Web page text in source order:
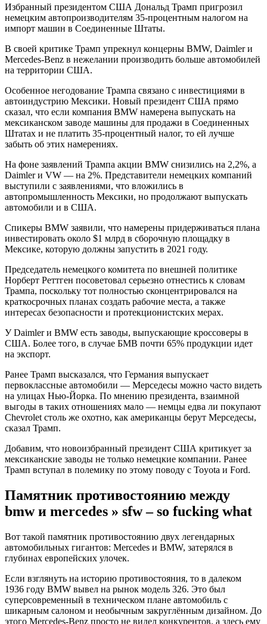
Избранный президентом США Дональд Трамп пригрозил
немецким автопроизводителям 35-процентным налогом на
импорт машин в Соединенные Штаты.
В своей критике Трамп упрекнул концерны BMW, Daimler и
Mercedes-Benz в нежелании производить больше автомобилей
на территории США.
Особенное негодование Трампа связано с инвестициями в
автоиндустрию Мексики. Новый президент США прямо
сказал, что если компания BMW намерена выпускать на
мексиканском заводе машины для продажи в Соединенных
Штатах и не платить 35-процентный налог, то ей лучше
забыть об этих намерениях.
На фоне заявлений Трампа акции BMW снизились на 2,2%, а
Daimler и VW — на 2%. Представители немецких компаний
выступили с заявлениями, что вложились в
автопромышленность Мексики, но продолжают выпускать
автомобили и в США.
Спикеры BMW заявили, что намерены придерживаться плана
инвестировать около $1 млрд в сборочную площадку в
Мексике, которую должны запустить в 2021 году.
Председатель немецкого комитета по внешней политике
Норберт Реттген посоветовал серьезно отнестись к словам
Трампа, поскольку тот полностью сконцентрировался на
краткосрочных планах создать рабочие места, а также
интересах безопасности и протекционистских мерах.
У Daimler и BMW есть заводы, выпускающие кроссоверы в
США. Более того, в случае БМВ почти 65% продукции идет
на экспорт.
Ранее Трамп высказался, что Германия выпускает
первоклассные автомобили — Мерседесы можно часто видеть
на улицах Нью-Йорка. По мнению президента, взаимной
выгоды в таких отношениях мало — немцы едва ли покупают
Chevrolet столь же охотно, как американцы берут Мерседесы,
сказал Трамп.
Добавим, что новоизбранный президент США критикует за
мексиканские заводы не только немецкие компании. Ранее
Трамп вступал в полемику по этому поводу с Toyota и Ford.
Памятник противостоянию между
bmw и mercedes » sfw – so fucking what
Вот такой памятник противостоянию двух легендарных
автомобильных гигантов: Mercedes и BMW, затерялся в
глубинах европейских улочек.
Если взглянуть на историю противостояния, то в далеком
1936 году BMW вывел на рынок модель 326. Это был
суперсовременный в техническом плане автомобиль с
шикарным салоном и необычным закруглённым дизайном. До
этого Mercedes-Benz просто не видел конкурентов, а здесь ему